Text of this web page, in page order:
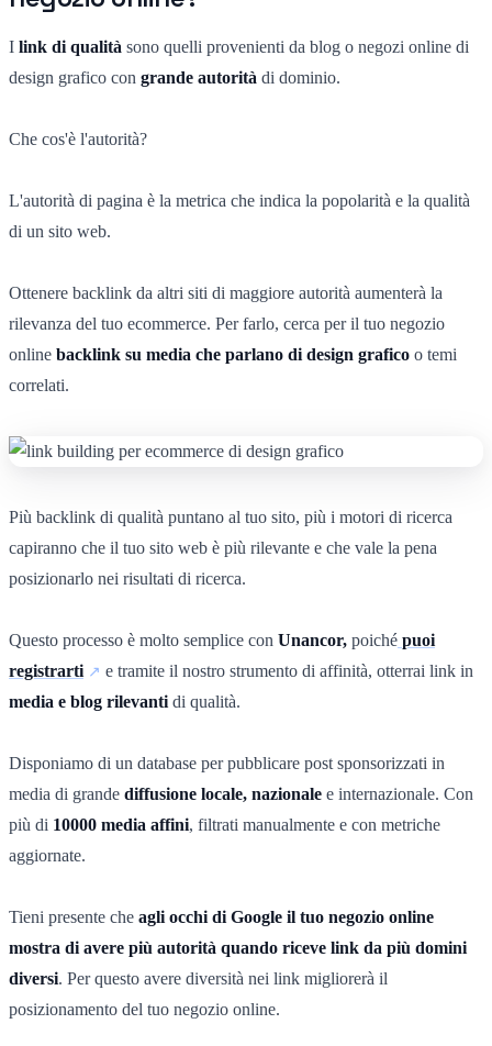
I link di qualità sono quelli provenienti da blog o negozi online di
design grafico con grande autorità di dominio.
Che cos'è l'autorità?
L'autorità di pagina è la metrica che indica la popolarità e la qualità
di un sito web.
Ottenere backlink da altri siti di maggiore autorità aumenterà la
rilevanza del tuo ecommerce. Per farlo, cerca per il tuo negozio
online backlink su media che parlano di design grafico o temi
correlati.
Più backlink di qualità puntano al tuo sito, più i motori di ricerca
capiranno che il tuo sito web è più rilevante e che vale la pena
posizionarlo nei risultati di ricerca.
Questo processo è molto semplice con Unancor, poiché puoi
registrarti
e tramite il nostro strumento di affinità, otterrai link in
media e blog rilevanti di qualità.
Disponiamo di un database per pubblicare post sponsorizzati in
media di grande diffusione locale, nazionale e internazionale. Con
più di 10000 media affini, filtrati manualmente e con metriche
aggiornate.
Tieni presente che agli occhi di Google il tuo negozio online
mostra di avere più autorità quando riceve link da più domini
diversi. Per questo avere diversità nei link migliorerà il
posizionamento del tuo negozio online.